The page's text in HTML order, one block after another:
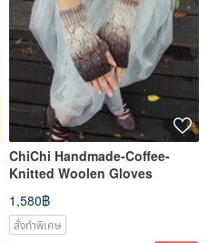
ChiChi Handmade-Coffee-
Knitted Woolen Gloves
1,580฿
สั่งทำพิเศษ